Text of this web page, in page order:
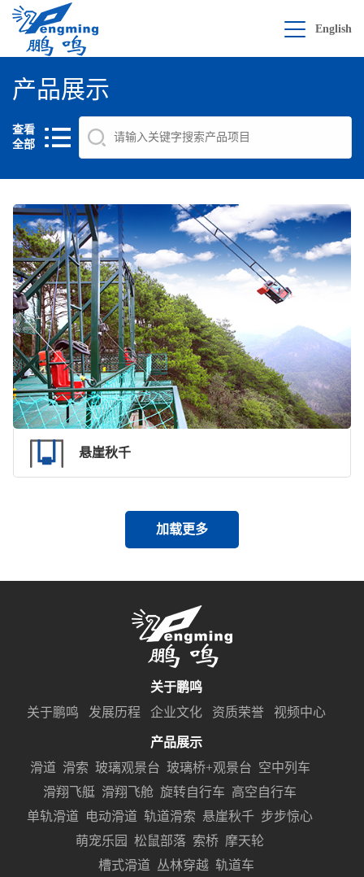
English
产品展示
查看
全部
悬崖秋千
加载更多
关于鹏鸣
关于鹏鸣
发展历程 企业文化 资质荣誉 视频中心
产品展示
滑道 滑索 玻璃观景台 玻璃桥+观景台 空中列车
滑翔飞艇 滑翔飞舱 旋转自行车 高空自行车
单轨滑道
电动滑道 轨道滑索 悬崖秋千 步步惊心
萌宠乐园
松鼠部落 索桥 摩天轮
槽式滑道 丛林穿越 轨道车